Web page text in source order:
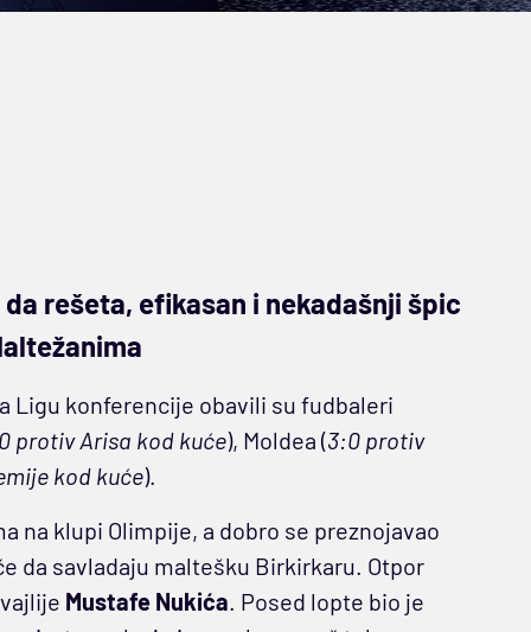
rešeta, efikasan i nekadašnji špic
Ligu konferencije obavili su fudbaleri
protiv Arisa kod kuće), Moldea (3:0 protiv
kod kuće).
na klupi Olimpije, a dobro se preznojavao
da savladaju maltešku Birkirkaru. Otpor
Mustafe Nukića . Posed lopte bio je